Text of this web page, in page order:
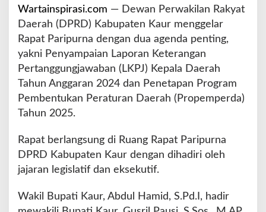
n
y
a
a
i
a
P
J
2
2
Wartainspirasi.com — Dewan Perwakilan Rakyat
Daerah (DPRD) Kabupaten Kaur menggelar
Rapat Paripurna dengan dua agenda penting,
yakni Penyampaian Laporan Keterangan
Pertanggungjawaban (LKPJ) Kepala Daerah
Tahun Anggaran 2024 dan Penetapan Program
Pembentukan Peraturan Daerah (Propemperda)
Tahun 2025.
Rapat berlangsung di Ruang Rapat Paripurna
DPRD Kabupaten Kaur dengan dihadiri oleh
jajaran legislatif dan eksekutif.
Wakil Bupati Kaur, Abdul Hamid, S.Pd.I, hadir